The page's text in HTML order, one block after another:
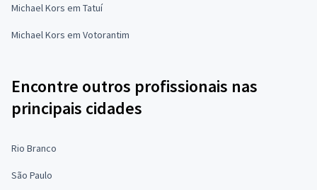
Michael Kors em Tatuí
Michael Kors em Votorantim
Encontre outros profissionais nas
principais cidades
Rio Branco
São Paulo